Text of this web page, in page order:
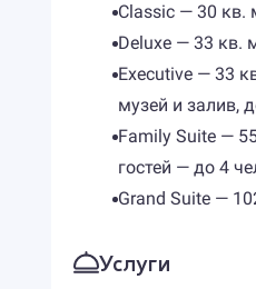
Classic — 30 кв.
Deluxe — 33 кв.
Executive — 33
музей и залив,
Family Suite —
гостей — до 4
Grand Suite —
Услуги